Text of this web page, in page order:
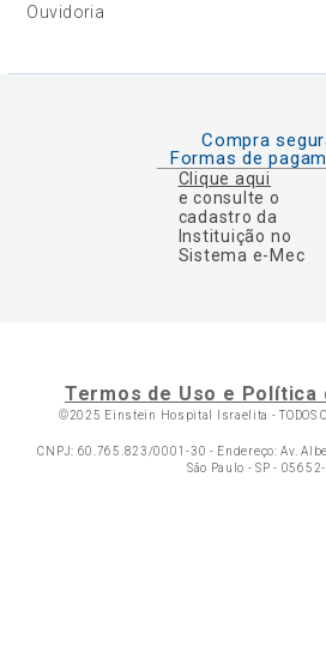
Ouvidoria
Compra
Formas de
Clique aqui
e consulte o
cadastro da
Instituição no
Sistema e-Mec
Termos de Uso e Política
©2025 Einstein Hospital Israelita -TODOS
CNPJ: 60.765.823/0001-30 - Endereço: Av.
São Paulo - SP -